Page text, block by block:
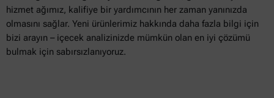
hizmet ağımız, kalifiye bir yardımcının her zaman yanınızda
olmasını sağlar. Yeni ürünlerimiz hakkında daha fazla bilgi için
bizi arayın – içecek analizinizde mümkün olan en iyi çözümü
bulmak için sabırsızlanıyoruz.